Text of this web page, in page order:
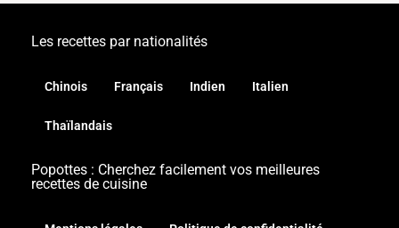
Les recettes par nationalités
Chinois Français Indien Italien
Thaïlandais
Popottes : Cherchez facilement vos meilleures
recettes de cuisine